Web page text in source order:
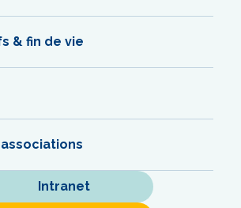
& fin de vie
Intranet